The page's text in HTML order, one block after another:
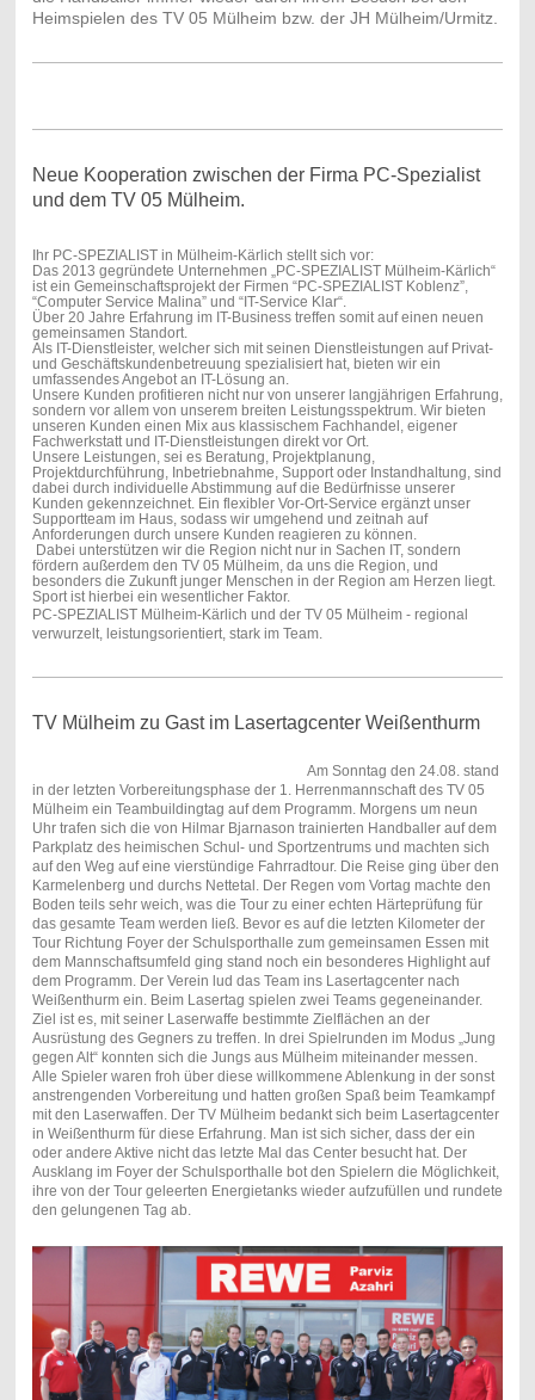
Heimspielen des TV 05 Mülheim bzw. der JH Mülheim/Urmitz.
Neue Kooperation zwischen der Firma PC-Spezialist
und dem TV 05 Mülheim.
Ihr PC-SPEZIALIST in Mülheim-Kärlich stellt sich vor:
Das 2013 gegründete Unternehmen „PC-SPEZIALIST Mülheim-Kärlich“
ist ein Gemeinschaftsprojekt der Firmen “PC-SPEZIALIST Koblenz”,
“Computer Service Malina” und “IT-Service Klar“.
Über 20 Jahre Erfahrung im IT-Business treffen somit auf einen neuen
gemeinsamen Standort.
Als IT-Dienstleister, welcher sich mit seinen Dienstleistungen auf Privat-
und Geschäftskundenbetreuung spezialisiert hat, bieten wir ein
umfassendes Angebot an IT-Lösung an.
Unsere Kunden profitieren nicht nur von unserer langjährigen Erfahrung,
sondern vor allem von unserem breiten Leistungsspektrum. Wir bieten
unseren Kunden einen Mix aus klassischem Fachhandel, eigener
Fachwerkstatt und IT-Dienstleistungen direkt vor Ort.
Unsere Leistungen, sei es Beratung, Projektplanung,
Projektdurchführung, Inbetriebnahme, Support oder Instandhaltung, sind
dabei durch individuelle Abstimmung auf die Bedürfnisse unserer
Kunden gekennzeichnet. Ein flexibler Vor-Ort-Service ergänzt unser
Supportteam im Haus, sodass wir umgehend und zeitnah auf
Anforderungen durch unsere Kunden reagieren zu können.
Dabei unterstützen wir die Region nicht nur in Sachen IT, sondern
fördern außerdem den TV 05 Mülheim, da uns die Region, und
besonders die Zukunft junger Menschen in der Region am Herzen liegt.
Sport ist hierbei ein wesentlicher Faktor.
PC-SPEZIALIST Mülheim-Kärlich und der TV 05 Mülheim - regional
verwurzelt, leistungsorientiert, stark im Team.
TV Mülheim zu Gast im Lasertagcenter Weißenthurm
Am Sonntag den 24.08. stand
in der letzten Vorbereitungsphase der 1. Herrenmannschaft des TV 05
Mülheim ein Teambuildingtag auf dem Programm. Morgens um neun
Uhr trafen sich die von Hilmar Bjarnason trainierten Handballer auf dem
Parkplatz des heimischen Schul- und Sportzentrums und machten sich
auf den Weg auf eine vierstündige Fahrradtour. Die Reise ging über den
Karmelenberg und durchs Nettetal. Der Regen vom Vortag machte den
Boden teils sehr weich, was die Tour zu einer echten Härteprüfung für
das gesamte Team werden ließ. Bevor es auf die letzten Kilometer der
Tour Richtung Foyer der Schulsporthalle zum gemeinsamen Essen mit
dem Mannschaftsumfeld ging stand noch ein besonderes Highlight auf
dem Programm. Der Verein lud das Team ins Lasertagcenternach
Weißenthurm ein. Beim Lasertag spielen zwei Teams gegeneinander.
Ziel ist es, mit seiner Laserwaffe bestimmte Zielflächen an der
Ausrüstung des Gegners zu treffen. In drei Spielrunden im Modus „Jung
gegen Alt“ konnten sich die Jungs aus Mülheim miteinander messen.
Alle Spieler waren froh über diese willkommene Ablenkung in der sonst
anstrengenden Vorbereitung und hatten großen Spaß beim Teamkampf
mit den Laserwaffen. Der TV Mülheim bedankt sich beim Lasertagcenter
in Weißenthurm für diese Erfahrung. Man ist sich sicher, dass der ein
oder andere Aktive nicht das letzte Mal das Center besucht hat. Der
Ausklang im Foyer der Schulsporthalle bot den Spielern die Möglichkeit,
ihre von der Tour geleerten Energietanks wieder aufzufüllen und rundete
den gelungenen Tag ab.